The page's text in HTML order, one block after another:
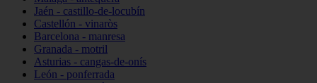
Jaén - castillo-de-locubín
Castellón - vinaròs
Barcelona - manresa
Granada - motril
Asturias - cangas-de-onís
León - ponferrada